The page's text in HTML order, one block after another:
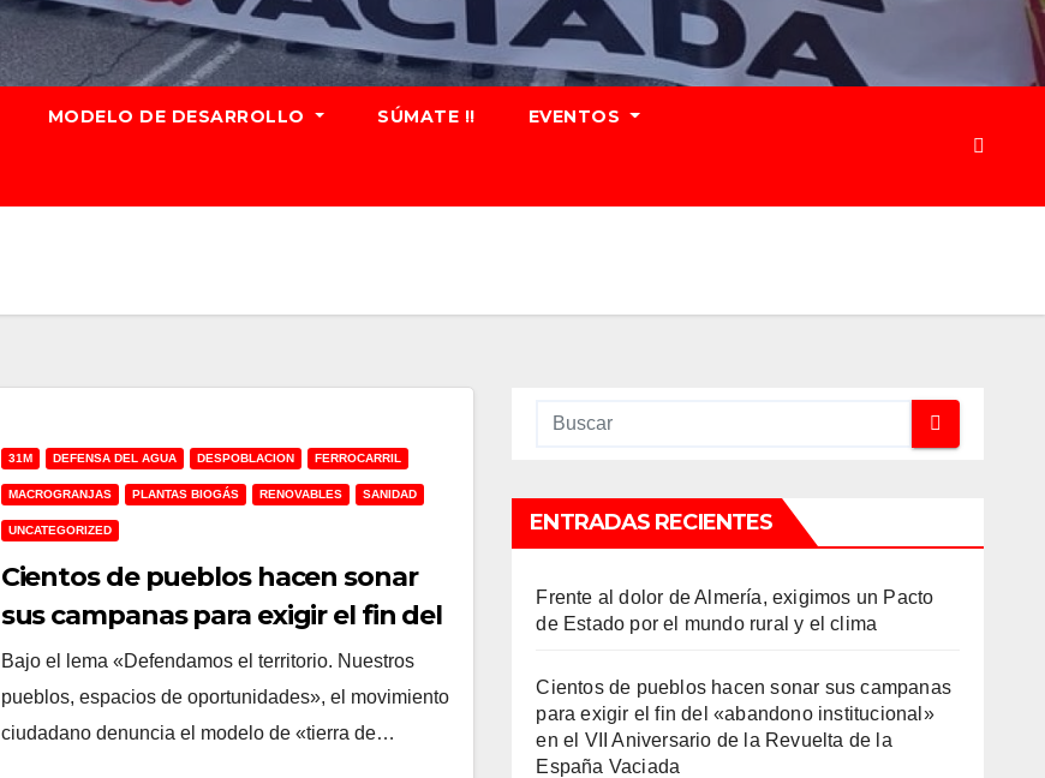
MODELO DE DESARROLLO SÚMATE !! EVENTOS
31M DEFENSA DEL AGUA DESPOBLACION FERROCARRIL
MACROGRANJAS PLANTAS BIOGÁS RENOVABLES SANIDAD
UNCATEGORIZED
Cientos de pueblos hacen sonar
sus campanas para exigir el fin del
«abandono institucional» en el VII
Aniversario de la Revuelta de la
España Vaciada
Bajo el lema «Defendamos el territorio. Nuestros
pueblos, espacios de oportunidades», el movimiento
ciudadano denuncia el modelo de «tierra de…
ENTRADAS RECIENTES
Frente al dolor de Almería, exigimos un Pacto
de Estado por el mundo rural y el clima
Cientos de pueblos hacen sonar sus campanas
para exigir el fin del «abandono institucional»
en el VII Aniversario de la Revuelta de la
España Vaciada